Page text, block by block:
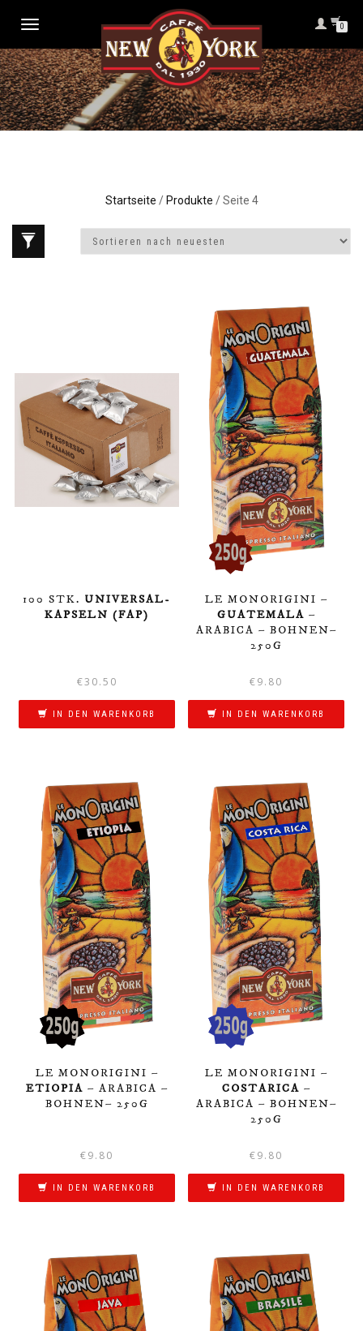
NAVIGATION
0
Startseite / Produkte / Seite 4
100 STK. UNIVERSAL-
KAPSELN (FAP)
€30.50
IN DEN WARENKORB
LE MONORIGINI –
GUATEMALA –
ARABICA – BOHNEN–
250G
€9.80
IN DEN WARENKORB
LE MONORIGINI –
ETIOPIA – ARABICA –
BOHNEN– 250G
€9.80
IN DEN WARENKORB
LE MONORIGINI –
COSTARICA –
ARABICA – BOHNEN–
250G
€9.80
IN DEN WARENKORB